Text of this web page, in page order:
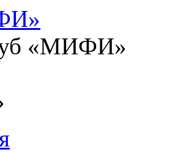
«МИФИ»